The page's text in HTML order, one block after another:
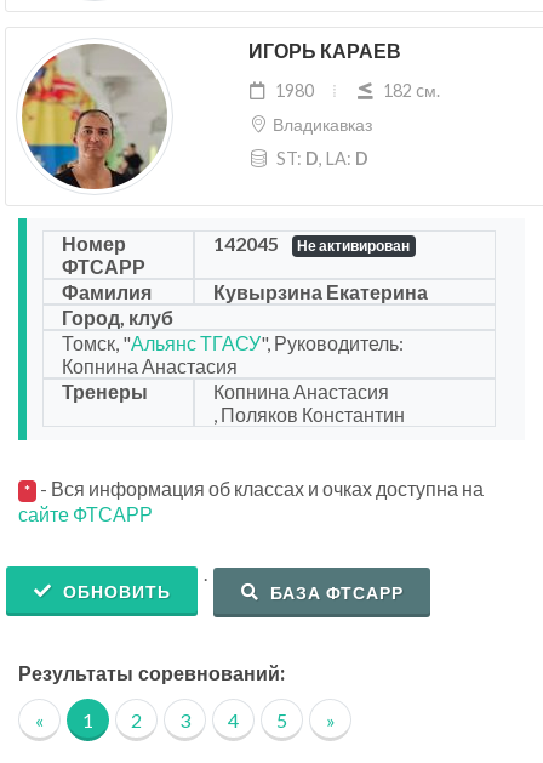
ИГОРЬ КАРАЕВ
1980
182 cм.
Владикавказ
ST: D, LA: D
Номер
ФТСАРР
142045 Не активирован
Фамилия
Кувырзина Екатерина
Город, клуб
Томск, "Альянс ТГАСУ", Руководитель:
Копнина Анастасия
Тренеры
Копнина Анастасия
, Поляков Константин
* - Вся информация об классах и очках доступна на
сайте ФТСАРР
ОБНОВИТЬ
.
БАЗА ФТСАРР
Результаты соревнований:
« 1 2 3 4 5 »